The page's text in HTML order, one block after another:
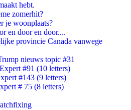
hebt.
zomerhit?
je woonplaats?
en door en door....
provincie Canada vanwege
nieuws topic #31
#91 (10 letters)
#143 (9 letters)
# 75 (8 letters)